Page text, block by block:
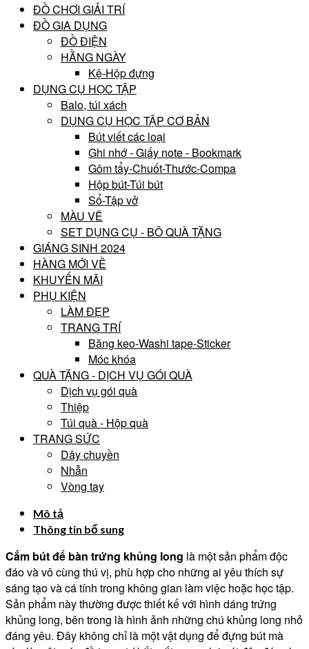
ĐỒ CHƠI GIẢI TRÍ
ĐỒ GIA DỤNG
ĐỒ ĐIỆN
HẰNG NGÀY
Kệ-Hộp đựng
DỤNG CỤ HỌC TẬP
Balo, túi xách
DỤNG CỤ HỌC TẬP CƠ BẢN
Bút viết các loại
Ghi nhớ - Giấy note - Bookmark
Gôm tẩy-Chuốt-Thước-Compa
Hộp bút-Túi bút
Sổ-Tập vở
MÀU VẼ
SET DỤNG CỤ - BÔ QUÀ TẶNG
GIÁNG SINH 2024
HÀNG MỚI VỀ
KHUYẾN MÃI
PHỤ KIỆN
LÀM ĐẸP
TRANG TRÍ
Băng keo-Washi tape-Sticker
Móc khóa
QUÀ TẶNG - DỊCH VỤ GÓI QUÀ
Dịch vụ gói quà
Thiệp
Túi quà - Hộp quà
TRANG SỨC
Dây chuyền
Nhẫn
Vòng tay
Mô tả
Thông tin bổ sung
Cắm bút để bàn trứng khủng long là một sản phẩm độc
đáo và vô cùng thú vị, phù hợp cho những ai yêu thích sự
sáng tạo và cá tính trong không gian làm việc hoặc học tập.
Sản phẩm này thường được thiết kế với hình dáng trứng
khủng long, bên trong là hình ảnh những chú khủng long nhỏ
đáng yêu. Đây không chỉ là một vật dụng để đựng bút mà